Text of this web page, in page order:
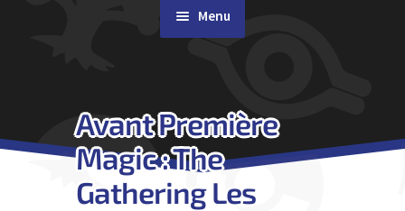
Menu
Agenda
Contact & Accès
Avant Première
Magic : The
Gathering Les